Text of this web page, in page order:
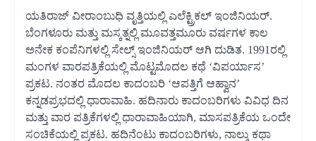
ಯತಿರಾಜ್ ವೀರಾಂಬುಧಿ ವೃತ್ತಿಯಲ್ಲಿ ಎಲೆಕ್ಟ್ರಿಕಲ್ ಇಂಜಿನಿಯರ್.
ಬೆಂಗಳೂರು ಮತ್ತು ಮಸ್ಕತ್ನಲ್ಲಿ ಮೂವತ್ತಮೂರು ವರ್ಷಗಳ ಕಾಲ
ಅನೇಕ ಕಂಪೆನಿಗಳಲ್ಲಿ ಸೇಲ್ಸ್ ಇಂಜಿನಿಯರ್ ಆಗಿ ದುಡಿತ. 1991ರಲ್ಲಿ
ಮಂಗಳ ವಾರಪತ್ರಿಕೆಯಲ್ಲಿ ಮೊಟ್ಟಮೊದಲ ಕಥೆ ‘ವಿಪರ್ಯಾಸ’
ಪ್ರಕಟ. ನಂತರ ಮೊದಲ ಕಾದಂಬರಿ ‘ಆಪತ್ತಿಗೆ ಆಹ್ವಾನ’
ಕನ್ನಡಪ್ರಭದಲ್ಲಿ ಧಾರಾವಾಹಿ. ಹದಿನಾರು ಕಾದಂಬರಿಗಳು ವಿವಿಧ ದಿನ
ಮತ್ತು ವಾರ ಪತ್ರಿಕೆಗಳಲ್ಲಿ ಧಾರಾವಾಹಿಯಾಗಿ, ಮಾಸಪತ್ರಿಕೆಯ ಒಂದೇ
ಸಂಚಿಕೆಯಲ್ಲಿ ಪ್ರಕಟ. ಹದಿನೆಂಟು ಕಾದಂಬರಿಗಳು, ನಾಲ್ಕು ಕಥಾ